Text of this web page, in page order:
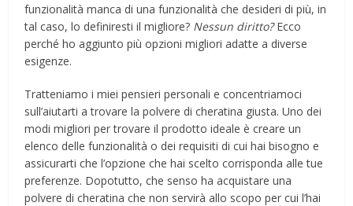
funzionalità manca di una funzionalità che desideri di più, in
tal caso, lo definiresti il ​​migliore? Nessun diritto?Ecco
perché ho aggiunto più opzioni migliori adatte a diverse
esigenze.
Tratteniamo i miei pensieri personali e concentriamoci
sull’aiutarti a trovare la polvere di cheratina giusta. Uno dei
modi migliori per trovare il prodotto ideale è creare un
elenco delle funzionalità o dei requisiti di cui hai bisogno e
assicurarti che l’opzione che hai scelto corrisponda alle tue
preferenze. Dopotutto, che senso ha acquistare una
polvere di cheratina che non servirà allo scopo per cui l’hai